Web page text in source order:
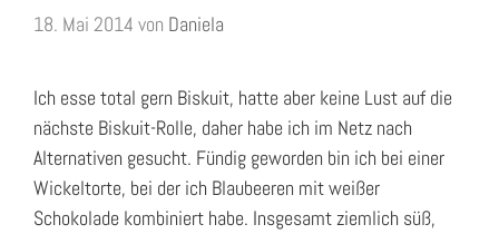
18. Mai 2014 von Daniela
Ich esse total gern Biskuit, hatte aber keine Lust auf die
nächste Biskuit-Rolle, daher habe ich im Netz nach
Alternativen gesucht. Fündig geworden bin ich bei einer
Wickeltorte, bei der ich Blaubeeren mit weißer
Schokolade kombiniert habe. Insgesamt ziemlich süß,